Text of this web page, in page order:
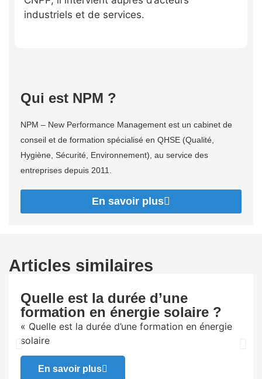
industriels et de services.
Qui est NPM ?
NPM – New Performance Management est un cabinet de
conseil et de formation spécialisé en QHSE (Qualité,
Hygiène, Sécurité, Environnement), au service des
entreprises depuis 2011.
En savoir plus
Articles similaires
Quelle est la durée d’une
formation en énergie solaire ?
« Quelle est la durée d’une formation en énergie
solaire
En savoir plus